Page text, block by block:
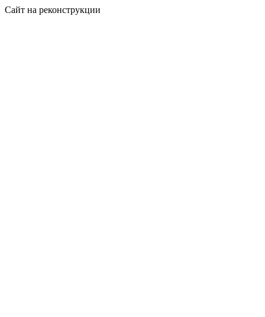
Сайт на реконструкции